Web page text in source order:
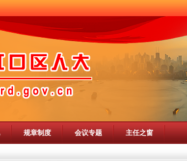
规章制度 会议专题 主任之窗